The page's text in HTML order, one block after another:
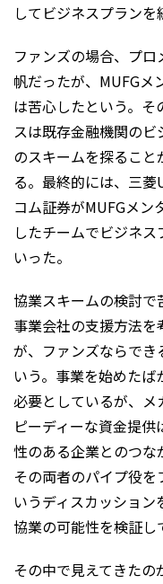
してビジネスプランを
ファンズの場合、プ
帆だったが、MUFGメ
は苦心したという。
スは既存金融機関の
のスキームを探るこ
る。最終的には、三
コム証券がMUFGメン
したチームでビジネ
いった。
協業スキームの検討で
事業会社の支援方法
が、ファンズならでき
いう。事業を始めた
必要としているが、
ピーディーな資金提
性のある企業とのつな
その両者のパイプ役
いうディスカッショ
協業の可能性を検証し
その中で見えてきた